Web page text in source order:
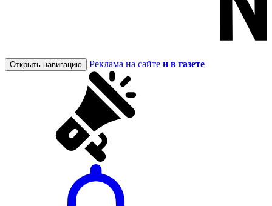
Открыть навигацию Реклама на сайте и в газете